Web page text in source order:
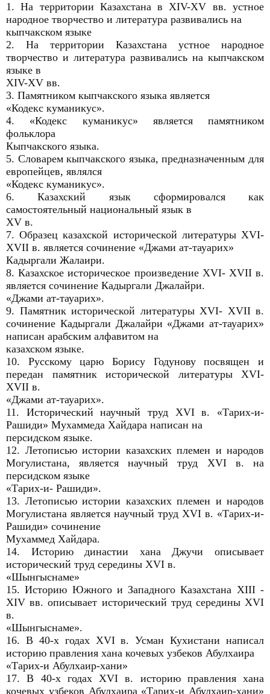
1. На территории Казахстана в XIV-XV вв. устное
народное творчество и литература развивались на
кыпчакском языке
2. На территории Казахстана устное народное
творчество и литература развивались на кыпчакском
языке в
XIV-XV вв.
3. Памятником кыпчакского языка является
«Кодекс куманикус».
4. «Кодекс куманикус» является памятником
фольклора
Кыпчакского языка.
5. Словарем кыпчакского языка, предназначенным для
европейцев, являлся
«Кодекс куманикус».
6. Казахский язык сформировался как
самостоятельный национальный язык в
XV в.
7. Образец казахской исторической литературы XVI-
XVII в. является сочинение «Джами ат-тауарих»
Кадыргали Жалаири.
8. Казахское историческое произведение XVI- XVII в.
является сочинение Кадыргали Джалайри.
«Джами ат-тауарих».
9. Памятник исторической литературы XVI- XVII в.
сочинение Кадыргали Джалайри «Джами ат-тауарих»
написан арабским алфавитом на
казахском языке.
10. Русскому царю Борису Годунову посвящен и
передан памятник исторической литературы XVI-
XVII в.
«Джами ат-тауарих».
11. Исторический научный труд XVI в. «Тарих-и-
Рашиди» Мухаммеда Хайдара написан на
персидском языке.
12. Летописью истории казахских племен и народов
Могулистана, является научный труд XVI в. на
персидском языке
«Тарих-и- Рашиди».
13. Летописью истории казахских племен и народов
Могулистана является научный труд XVI в. «Тарих-и-
Рашиди» сочинение
Мухаммед Хайдара.
14. Историю династии хана Джучи описывает
исторический труд середины XVI в.
«Шынгыснаме»
15. Историю Южного и Западного Казахстана XIII -
XIV вв. описывает исторический труд середины XVI
в.
«Шынгыснаме».
16. В 40-х годах XVI в. Усман Кухистани написал
историю правления хана кочевых узбеков Абулхаира
«Тарих-и Абулхаир-хани»
17. В 40-х годах XVI в. историю правления хана
кочевых узбеков Абулхаира «Тарих-и Абулхаир-хани»